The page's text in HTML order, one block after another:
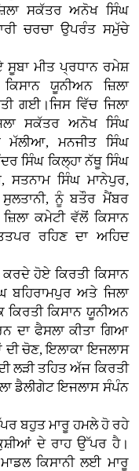
ਸਕੱਤਰ ਅਨੋਖ ਸਿੰਘ
ਚਰਚਾ ਉਪਰੰਤ ਸਮੁੱਚੇ
ਮੀਤ ਪ੍ਰਧਾਨ ਰਮੇਸ਼
ਯੂਨੀਅਨ ਜ਼ਿਲਾ
ਗਈ।ਜਿਸ ਵਿੱਚ ਜਿਲਾ
ਸਕੱਤਰ ਅਨੋਖ ਸਿੰਘ
ਮੱਲੀਆ, ਮਨਜੀਤ ਸਿੰਘ
ਸਿੰਘ ਕਿਲ੍ਹਾ ਨੱਥੂ ਸਿੰਘ
ਸਤਨਾਮ ਸਿੰਘ ਮਾਨੇਪੁਰ,
ਨੂੰ ਬਤੌਰ ਮੈਂਬਰ
ਕਮੇਟੀ ਵੱਲੋਂ ਕਿਸਾਨ
ਰਹਿਣ ਦਾ ਅਹਿਦ
ਹੋਏ ਕਿਰਤੀ ਕਿਸਾਨ
ਬਹਿਰਾਮਪੁਰ ਅਤੇ ਜਿਲਾ
ਕਿਸਾਨ ਯੂਨੀਅਨ
ਦਾ ਫੈਸਲਾ ਕੀਤਾ ਗਿਆ
ਚੋਣ, ਇਲਾਕਾ ਇਜਲਾਸ
ਲੜੀ ਤਹਿਤ ਅੱਜ ਕਿਰਤੀ
ਡੈਲੀਗੇਟ ਇਜਲਾਸ ਸੰਪੰਨ
ਬਹੁਤ ਮਾਰੂ ਹਮਲੇ ਹੋ ਰਹੇ
ਦੇ ਰਾਹ ਉੱਪਰ ਹੈ।
ਕਿਸਾਨੀ ਲਈ ਮਾਰੂ